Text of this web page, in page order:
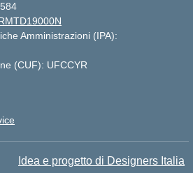
Amministrazioni (IPA):
(CUF): UFCCYR
Idea e progetto di Designers Italia